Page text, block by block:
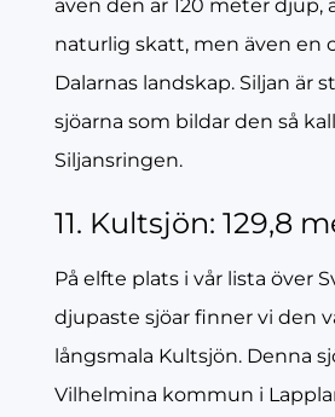
även den är 120 meter djup,
naturlig skatt, men även en
Dalarnas landskap. Siljan är
sjöarna som bildar den så
Siljansringen.
11. Kultsjön: 129,8
På elfte plats i vår lista över
djupaste sjöar finner vi den
långsmala Kultsjön. Denna
Vilhelmina kommun i